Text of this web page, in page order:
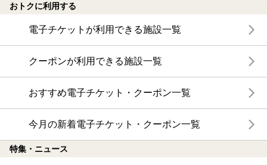
おトクに利用する
電子チケットが利用できる施設一覧
クーポンが利用できる施設一覧
おすすめ電子チケット・クーポン一覧
今月の新着電子チケット・クーポン一覧
特集・ニュース